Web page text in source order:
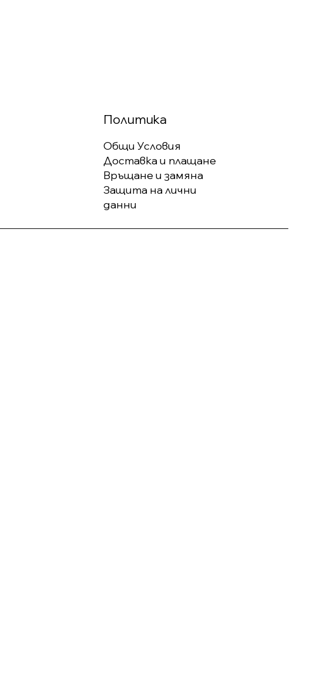
Политика
Общи Условия
Доставка и плащане
Връщане и замяна
Защита на лични
данни